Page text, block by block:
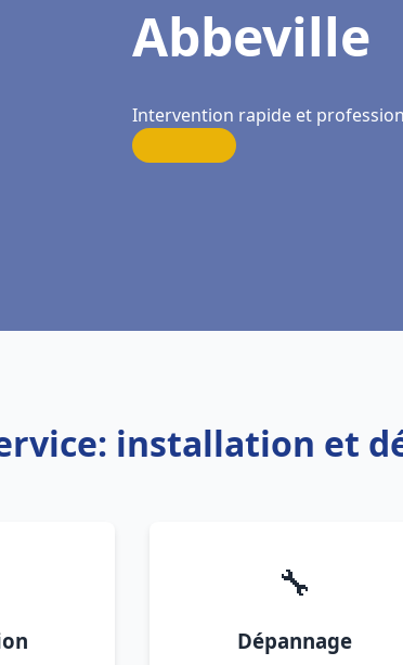
Abbeville
Intervention rapide et
installation et
🔧
Dépannage